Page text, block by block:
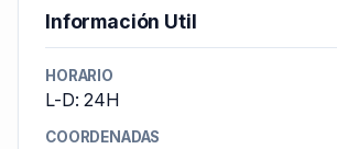
Información Util
HORARIO
L-D: 24H
COORDENADAS